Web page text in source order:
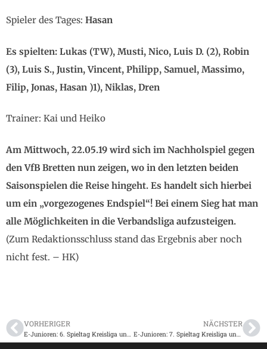
Spieler des Tages: Hasan
Es spielten: Lukas (TW), Musti, Nico, Luis D. (2), Robin
(3), Luis S., Justin, Vincent, Philipp, Samuel, Massimo,
Filip, Jonas, Hasan )1), Niklas, Dren
Trainer: Kai und Heiko
Am Mittwoch, 22.05.19 wird sich im Nachholspiel gegen
den VfB Bretten nun zeigen, wo in den letzten beiden
Saisonspielen die Reise hingeht. Es handelt sich hierbei
um ein „vorgezogenes Endspiel“! Bei einem Sieg hat man
alle Möglichkeiten in die Verbandsliga aufzusteigen.
(Zum Redaktionsschluss stand das Ergebnis aber noch
nicht fest. – HK)
VORHERIGER
E-Junioren: 6. Spieltag Kreisliga und Kreisklasse A am 11.05.2019
NÄCHSTER
E-Junioren: 7. Spieltag Kreisliga und Kreisklasse A am 18.05.2019